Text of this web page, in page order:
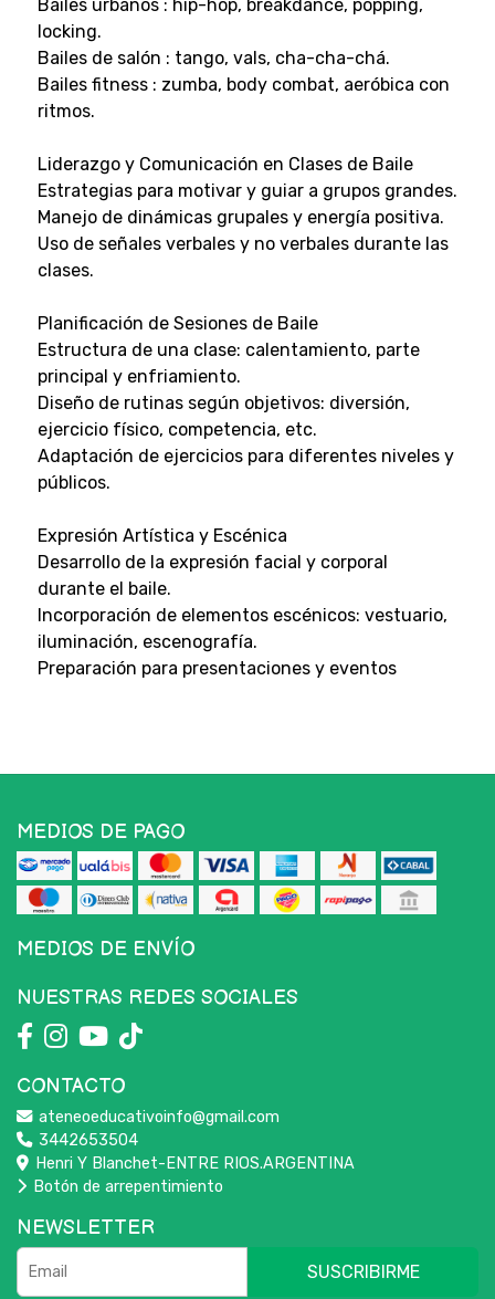
Bailes urbanos : hip-hop, breakdance, popping,
locking.
Bailes de salón : tango, vals, cha-cha-chá.
Bailes fitness : zumba, body combat, aeróbica con
ritmos.
Liderazgo y Comunicación en Clases de Baile
Estrategias para motivar y guiar a grupos grandes.
Manejo de dinámicas grupales y energía positiva.
Uso de señales verbales y no verbales durante las
clases.
Planificación de Sesiones de Baile
Estructura de una clase: calentamiento, parte
principal y enfriamiento.
Diseño de rutinas según objetivos: diversión,
ejercicio físico, competencia, etc.
Adaptación de ejercicios para diferentes niveles y
públicos.
Expresión Artística y Escénica
Desarrollo de la expresión facial y corporal
durante el baile.
Incorporación de elementos escénicos: vestuario,
iluminación, escenografía.
Preparación para presentaciones y eventos
MEDIOS DE PAGO
MEDIOS DE ENVÍO
NUESTRAS REDES SOCIALES
CONTACTO
ateneoeducativoinfo@gmail.com
3442653504
Henri Y Blanchet-ENTRE RIOS.ARGENTINA
Botón de arrepentimiento
NEWSLETTER
SUSCRIBIRME